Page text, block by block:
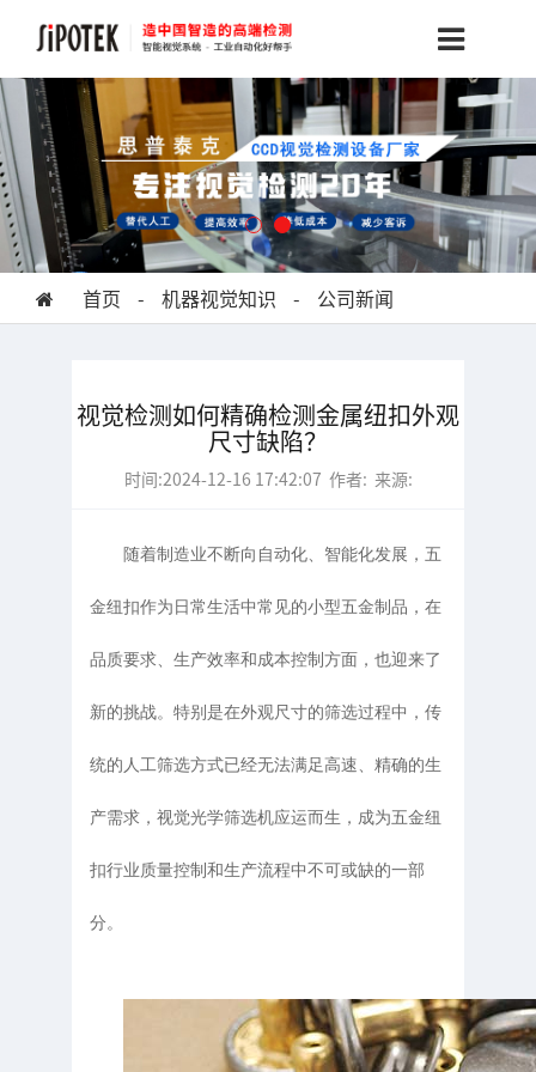
首页 - 机器视觉知识 - 公司新闻
视觉检测如何精确检测金属纽扣外观
尺寸缺陷？
时间:2024-12-16 17:42:07 作者: 来源:
随着制造业不断向自动化、智能化发展，五
金纽扣作为日常生活中常见的小型五金制品，在
品质要求、生产效率和成本控制方面，也迎来了
新的挑战。特别是在外观尺寸的筛选过程中，传
统的人工筛选方式已经无法满足高速、精确的生
产需求，视觉光学筛选机应运而生，成为五金纽
扣行业质量控制和生产流程中不可或缺的一部
分。